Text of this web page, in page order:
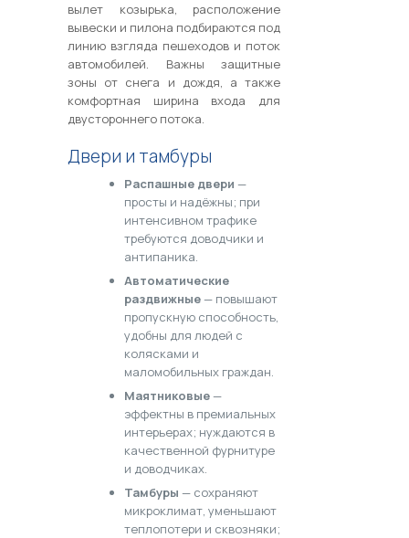
вылет козырька, расположение
вывески и пилона подбираются под
линию взгляда пешеходов и поток
автомобилей. Важны защитные
зоны от снега и дождя, а также
комфортная ширина входа для
двустороннего потока.
Двери и тамбуры
Распашные двери —
просты и надёжны; при
интенсивном трафике
требуются доводчики и
антипаника.
Автоматические
раздвижные— повышают
пропускную способность,
удобны для людей с
колясками и
маломобильных граждан.
Маятниковые—
эффектны в премиальных
интерьерах; нуждаются в
качественной фурнитуре
и доводчиках.
Тамбуры — сохраняют
микроклимат, уменьшают
теплопотери и сквозняки;